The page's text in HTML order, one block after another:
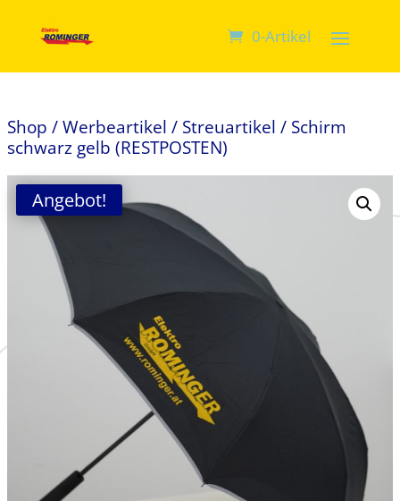
0-Artikel
Shop /Werbeartikel / Streuartikel / Schirm
schwarz gelb (RESTPOSTEN)
Angebot!